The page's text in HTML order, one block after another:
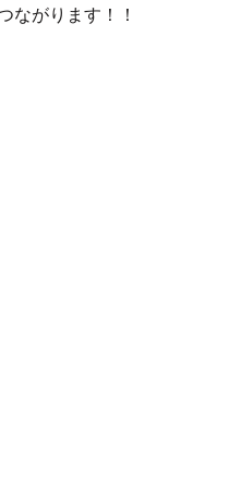
ながります！！